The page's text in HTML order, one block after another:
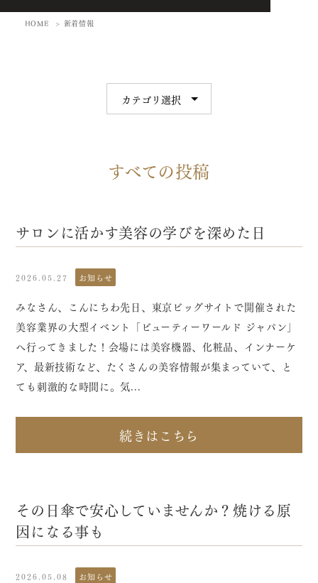
HOME 新着情報
すべての投稿
サロンに活かす美容の学びを深めた日
2026.05.27 お知らせ
みなさん、こんにちわ先日、東京ビッグサイトで開催された
美容業界の大型イベント「ビューティーワールド ジャパン」
へ行ってきました！会場には美容機器、化粧品、インナーケ
ア、最新技術など、たくさんの美容情報が集まっていて、と
ても刺激的な時間に。気...
続きはこちら
その日傘で安心していませんか？焼ける原
因になる事も
2026.05.08 お知らせ